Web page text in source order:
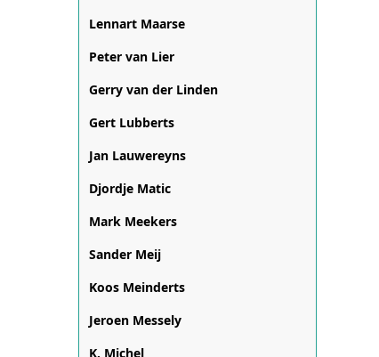
Lennart Maarse
Peter van Lier
Gerry van der Linden
Gert Lubberts
Jan Lauwereyns
Djordje Matic
Mark Meekers
Sander Meij
Koos Meinderts
Jeroen Messely
K. Michel